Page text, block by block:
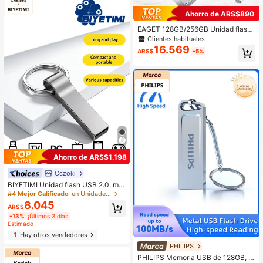
Ahorro de ARS$1.198
Cczoki
BIYETIMI Unidad flash USB 2.0, me
moria USB, disco U con botón de m
etal, compatible con PC y portátil, 3
2GB/64GB/128GB
#4 Mejor Calificado en Unidades flash USB
ARS$8.045
-13% ¡Últimos 3 días
Estimado
1Hay otros vendedores
Ahorro de ARS$890
EAGET 128GB/256GB Unidad flash
USB 3.2 de doble interfaz, tipo C y
USB-A de alta velocidad, varilla de
almacenamiento portátil, velocidad
ón de zinc color gris metálico, comp
atible con teléfonos inteligentes, co
mputadoras, iPads, tabletas para ex
pansión de almacenamiento instant
ánea
Clientes habituales
ARS$16.569 -5%
PHILIPS
PHILIPS Memoria USB de 128GB, u